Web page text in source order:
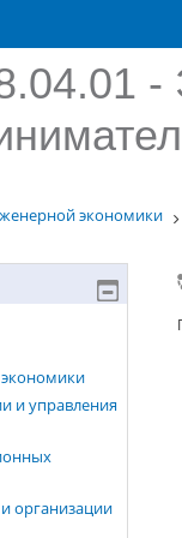
-
экономики
и управления
организации